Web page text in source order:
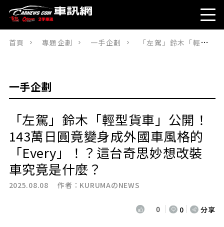
首頁 專題企劃 一手企劃 「左駕」鈴木「輕型貨車」公開！143萬日圓竟變身成外國車風格的「Every」！？這台奇思妙想改裝車究竟是什麼？
一手企劃
「左駕」鈴木「輕型貨車」公開！
143萬日圓竟變身成外國車風格的
「Every」！？這台奇思妙想改裝
車究竟是什麼？
2025.08.08 作者： KURUMAのNEWS
0 0 分享